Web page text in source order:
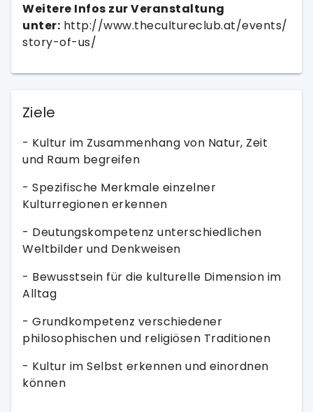
Weitere Infos zur Veranstaltung
unter: http://www.thecultureclub.at/events/
story-of-us/
Ziele
- Kultur im Zusammenhang von Natur, Zeit
und Raum begreifen
- Spezifische Merkmale einzelner
Kulturregionen erkennen
- Deutungskompetenz unterschiedlichen
Weltbilder und Denkweisen
- Bewusstsein für die kulturelle Dimension im
Alltag
- Grundkompetenz verschiedener
philosophischen und religiösen Traditionen
- Kultur im Selbst erkennen und einordnen
können